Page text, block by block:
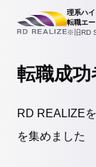
理系ハ
転職エ
※旧RD
転職成
RD REALIZE
を集めました